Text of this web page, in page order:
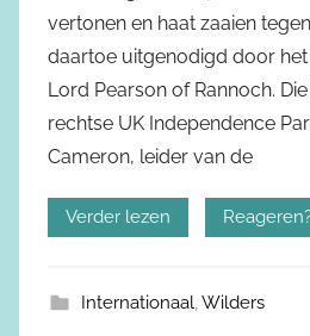
vertonen en haat zaaien
daartoe uitgenodigd door
Lord Pearson of Rannoch.
rechtse UK Independence
Cameron, leider van de
Verder lezen
Internationaal,Wilders